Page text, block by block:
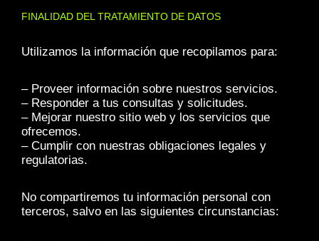
FINALIDAD DEL TRATAMIENTO DE DATOS
Utilizamos la información que recopilamos para:
– Proveer información sobre nuestros servicios.
– Responder a tus consultas y solicitudes.
– Mejorar nuestro sitio web y los servicios que
ofrecemos.
– Cumplir con nuestras obligaciones legales y
regulatorias.
No compartiremos tu información personal con
terceros, salvo en las siguientes circunstancias: